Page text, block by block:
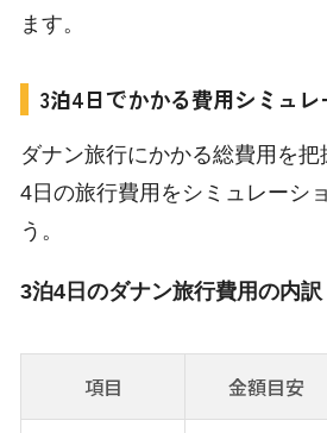
ます。
3泊4日でかかる費用シミュレ
ダナン旅行にかかる総費用を
4日の旅行費用をシミュレーシ
う。
3泊4日のダナン旅行費用の内訳
項目 金額目安
現地ツアーを